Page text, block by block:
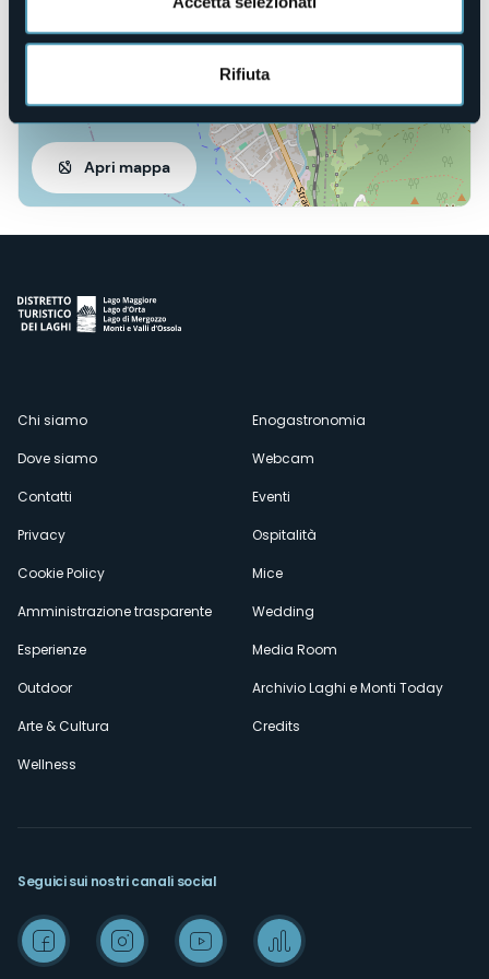
Rifiuta
Apri mappa
Menù
secondario
Chi siamo
Dove siamo
Contatti
Privacy
Cookie Policy
Amministrazione trasparente
Esperienze
Outdoor
Arte & Cultura
Wellness
Enogastronomia
Webcam
Eventi
Ospitalità
Mice
Wedding
Media Room
Archivio Laghi e Monti Today
Credits
Seguici sui nostri canali social